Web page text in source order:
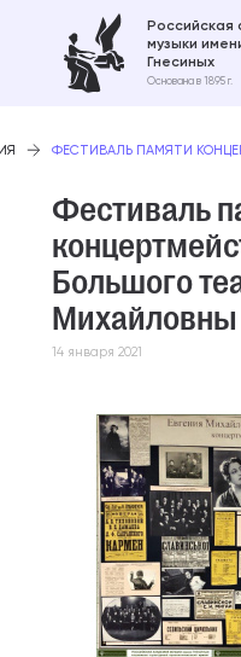
Российская
музыки
Гнесиных
Основана в 1895 г.
ФЕСТИВАЛЬ ПАМЯТИ
Фестиваль
Большого
Михайловны
14 января 2021